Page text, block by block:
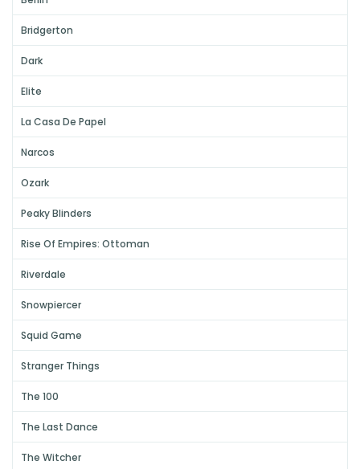
Bridgerton
Dark
Elite
La Casa De Papel
Narcos
Ozark
Peaky Blinders
Rise Of Empires: Ottoman
Riverdale
Snowpiercer
Squid Game
Stranger Things
The 100
The Last Dance
The Witcher